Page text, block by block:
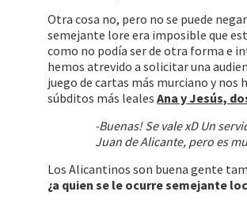
Otra cosa no, pero no se puede
semejante lore era imposible que
como no podía ser de otra forma e
hemos atrevido a solicitar una
juego de cartas más murciano y
súbditos más leales Ana y Jesús,
-Buenas! Se vale xD Un
Juan de Alicante, pero es
Los Alicantinos son buena gente
¿a quien se le ocurre semejante